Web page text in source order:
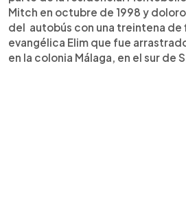
Mitch en octubre de 1998 y
del autobús con una treintena de
evangélica Elim que fue
en la colonia Málaga, en el sur de